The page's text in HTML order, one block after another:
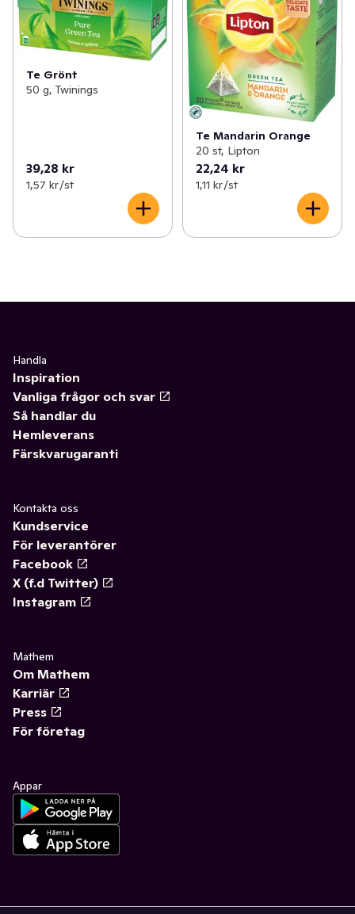
Te Grönt
50 g, Twinings
39,28 kr
1,57 kr /st
Te Mandarin Orange
20 st, Lipton
22,24 kr
1,11 kr /st
Handla
Inspiration
Vanliga frågor och svar
Så handlar du
Hemleverans
Färskvarugaranti
Kontakta oss
Kundservice
För leverantörer
Facebook
X (f.d Twitter)
Instagram
Mathem
Om Mathem
Karriär
Press
För företag
Appar